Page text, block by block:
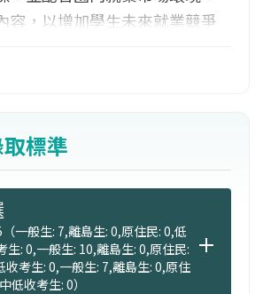
容，以增加學生未來就業競爭
標準
一般生: 7,離島生: 0,原住民: 0,低
生: 0,一般生: 10,離島生: 0,原住民:
收考生: 0,一般生: 7,離島生: 0,原住
低收考生: 0）